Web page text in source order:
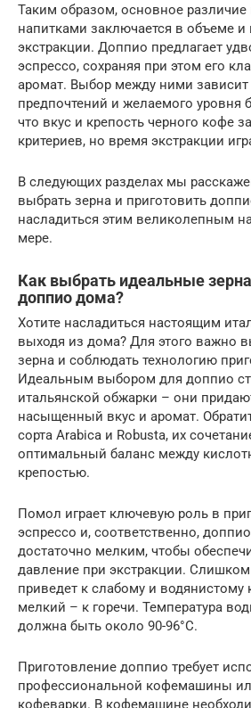
Таким образом, основное
напитками заключается в объеме и
экстракции. Доппио предлагает
эспрессо, сохраняя при этом его
аромат. Выбор между ними
предпочтений и желаемого уровня
что вкус и крепость черного кофе
критериев, но время экстракции
В следующих разделах мы
выбрать зерна и приготовить
насладиться этим великолепным
мере.
Как выбрать идеальные
доппио дома?
Хотите насладиться настоящим
выходя из дома? Для этого важно
зерна и соблюдать технологию
Идеальным выбором для доппио
итальянской обжарки – они
насыщенный вкус и аромат.
сорта Arabica и Robusta, их
оптимальный баланс между
крепостью.
Помол играет ключевую роль в
эспрессо и, соответственно,
достаточно мелким, чтобы
давление при экстракции.
приведет к слабому и
мелкий – к горечи. Температура
должна быть около 90-96°C.
Приготовление доппио требует
профессиональной кофемашины
кофеварки. В кофемашине